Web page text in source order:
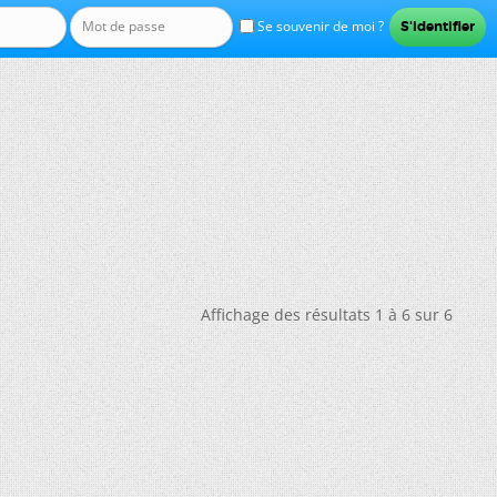
Se souvenir de moi ?
Affichage des résultats 1 à 6 sur 6